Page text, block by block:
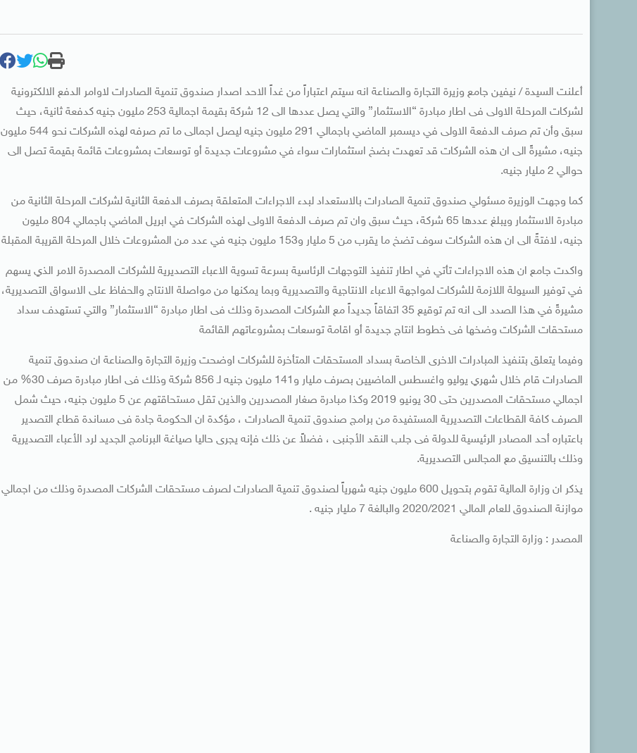
أعلنت السيدة / نيفين جامع وزيرة التجارة والصناعة انه سيتم اعتباراً من غداً الاحد اصدار صندوق تنمية الصادرات لاوامر الدفع الالكترونية
لشركات المرحلة الاولى فى اطار مبادرة “الاستثمار” والتي يصل عددها الى 12 شركة بقيمة اجمالية 253 مليون جنيه كدفعة ثانية، حيث
سبق وأن تم صرف الدفعة الاولى في ديسمبر الماضي باجمالي 291 مليون جنيه ليصل اجمالى ما تم صرفه لهذه الشركات نحو 544 مليون
جنيه، مشيرةً الى ان هذه الشركات قد تعهدت بضخ استثمارات سواء في مشروعات جديدة أو توسعات بمشروعات قائمة بقيمة تصل الى
حوالي 2 مليار جنيه.
كما وجهت الوزيرة مسئولي صندوق تنمية الصادرات بالاستعداد لبدء الاجراءات المتعلقة بصرف الدفعة الثانية لشركات المرحلة الثانية من
مبادرة الاستثمار ويبلغ عددها 65 شركة، حيث سبق وان تم صرف الدفعة الاولى لهذه الشركات في ابريل الماضي باجمالي 804 مليون
جنيه، لافتةً الى ان هذه الشركات سوف تضخ ما يقرب من 5 مليار و153 مليون جنيه في عدد من المشروعات خلال المرحلة القريبة المقبلة
واكدت جامع ان هذه الاجراءات تأتي في اطار تنفيذ التوجهات الرئاسية بسرعة تسوية الاعباء التصديرية للشركات المصدرة الامر الذي يسهم
في توفير السيولة اللازمة للشركات لمواجهة الاعباء الانتاجية والتصديرية وبما يمكنها من مواصلة الانتاج والحفاظ على الاسواق التصديرية،
مشيرةً في هذا الصدد الى انه تم توقيع 35 اتفاقاً جديداً مع الشركات المصدرة وذلك فى اطار مبادرة “الاستثمار” والتي تستهدف سداد
مستحقات الشركات وضخها فى خطوط انتاج جديدة أو اقامة توسعات بمشروعاتهم القائمة
وفيما يتعلق بتنفيذ المبادرات الاخرى الخاصة بسداد المستحقات المتأخرة للشركات اوضحت وزيرة التجارة والصناعة ان صندوق تنمية
الصادرات قام خلال شهري يوليو واغسطس الماضيين بصرف مليار و141 مليون جنيه لـ 856 شركة وذلك فى اطار مبادرة صرف 30% من
اجمالي مستحقات المصدرين حتى 30 يونيو 2019 وكذا مبادرة صغار المصدرين والذين تقل مستحاقتهم عن 5 مليون جنيه، حيث شمل
الصرف كافة القطاعات التصديرية المستفيدة من برامج صندوق تنمية الصادرات ، مؤكدة ان الحكومة جادة فى مساندة قطاع التصدير
باعتباره أحد المصادر الرئيسية للدولة فى جلب النقد الأجنبى ، فضلاً عن ذلك فإنه يجرى حاليا صياغة البرنامج الجديد لرد الأعباء التصديرية
وذلك بالتنسيق مع المجالس التصديرية.
يذكر ان وزارة المالية تقوم بتحويل 600 مليون جنيه شهرياً لصندوق تنمية الصادرات لصرف مستحقات الشركات المصدرة وذلك من اجمالي
موازنة الصندوق للعام المالي 2020/2021 والبالغة 7 مليار جنيه .
المصدر : وزارة التجارة والصناعة